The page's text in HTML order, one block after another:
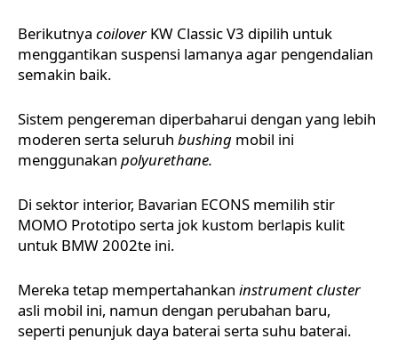
Berikutnya coilover KW Classic V3 dipilih untuk
menggantikan suspensi lamanya agar pengendalian
semakin baik.
Sistem pengereman diperbaharui dengan yang lebih
moderen serta seluruh bushing mobil ini
menggunakan polyurethane.
Di sektor interior, Bavarian ECONS memilih stir
MOMO Prototipo serta jok kustom berlapis kulit
untuk BMW 2002te ini.
Mereka tetap mempertahankan instrument cluster
asli mobil ini, namun dengan perubahan baru,
seperti penunjuk daya baterai serta suhu baterai.